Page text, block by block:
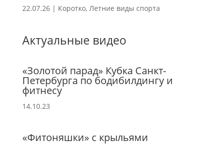
22.07.26| Коротко, Летние виды спорта
Актуальные видео
«Золотой парад» Кубка Санкт-
Петербурга по бодибилдингу и
фитнесу
14.10.23
«Фитоняшки» с крыльями